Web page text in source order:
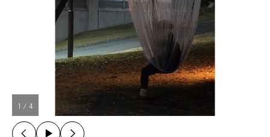
1 / 4